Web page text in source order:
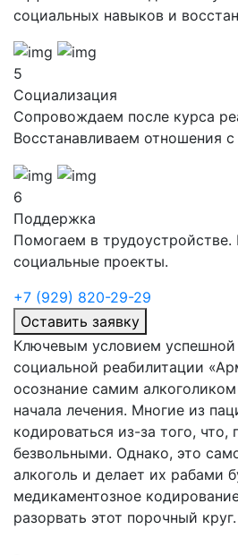
социальных навыков и
5
Социализация
Сопровождаем после курса
Восстанавливаем отношения
6
Поддержка
Помогаем в
социальные проекты.
+7 (929) 820-29-29
Оставить заявку
Ключевым условием
социальной реабилитации
осознание самим
начала лечения. Многие из
кодироваться из-за того,
безвольными. Однако, это
алкоголь и делает их рабами
медикаментозное
разорвать этот порочный круг.